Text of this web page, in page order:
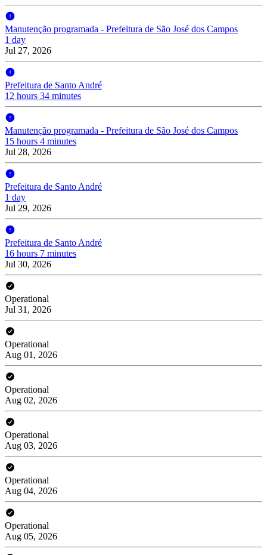
Manutenção programada - Prefeitura de São José dos Campos
1 day
Jul 27, 2026
Prefeitura de Santo André
12 hours 34 minutes
Manutenção programada - Prefeitura de São José dos Campos
15 hours 4 minutes
Jul 28, 2026
Prefeitura de Santo André
1 day
Jul 29, 2026
Prefeitura de Santo André
16 hours 7 minutes
Jul 30, 2026
Operational
Jul 31, 2026
Operational
Aug 01, 2026
Operational
Aug 02, 2026
Operational
Aug 03, 2026
Operational
Aug 04, 2026
Operational
Aug 05, 2026